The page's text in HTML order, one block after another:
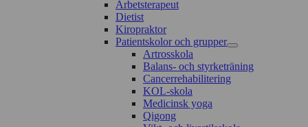
Arbetsterapeut
Dietist
Kiropraktor
Patientskolor och grupper
Artrosskola
Balans- och styrketräning
Cancerrehabilitering
KOL-skola
Medicinsk yoga
Qigong